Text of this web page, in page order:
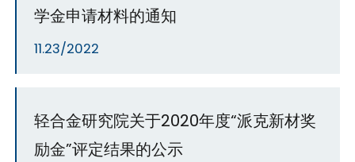
学金申请材料的通知
11.23/2022
轻合金研究院关于2020年度“派克新材奖
励金”评定结果的公示